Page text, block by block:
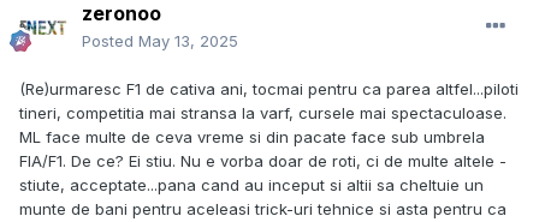
zeronoo
Posted May 13, 2025
(Re)urmaresc F1 de cativa ani, tocmai pentru ca parea altfel...piloti
tineri, competitia mai stransa la varf, cursele mai spectaculoase.
ML face multe de ceva vreme si din pacate face sub umbrela
FIA/F1. De ce? Ei stiu. Nu e vorba doar de roti, ci de multe altele -
stiute, acceptate...pana cand au inceput si altii sa cheltuie un
munte de bani pentru aceleasi trick-uri tehnice si asta pentru ca